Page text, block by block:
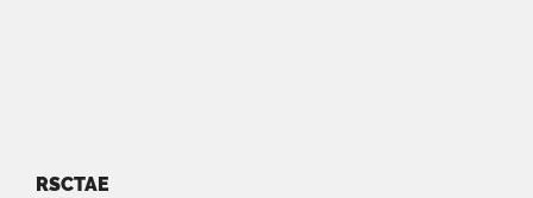
RSCTAE